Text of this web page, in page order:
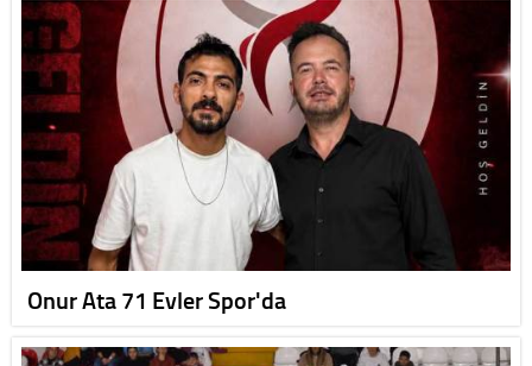
Onur Ata 71 Evler Spor'da